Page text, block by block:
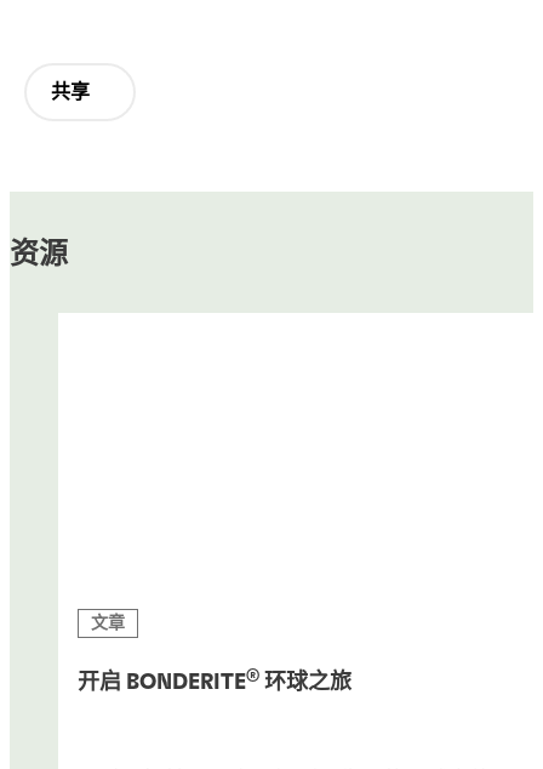
共享
资源
文章
开启 BONDERITE® 环球之旅